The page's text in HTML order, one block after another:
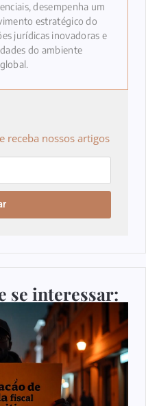
desempenha um
estratégico do
jurídicas inovadoras e
do ambiente
receba nossos artigos
se interessar: